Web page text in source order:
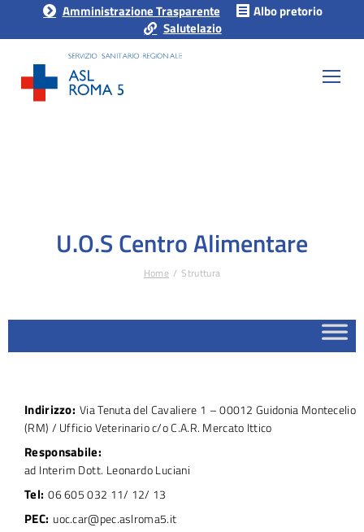
Amministrazione Trasparente
Albo pretorio
Salutelazio
U.O.S Centro Alimentare
Home Struttura
Indirizzo: Via Tenuta del Cavaliere 1 – 00012 Guidonia Montecelio
(RM) / Ufficio Veterinario c/o C.A.R. Mercato Ittico
Responsabile:
ad Interim Dott. Leonardo Luciani
Tel: 06 605 032 11/ 12/ 13
PEC: uoc.car@pec.aslroma5.it